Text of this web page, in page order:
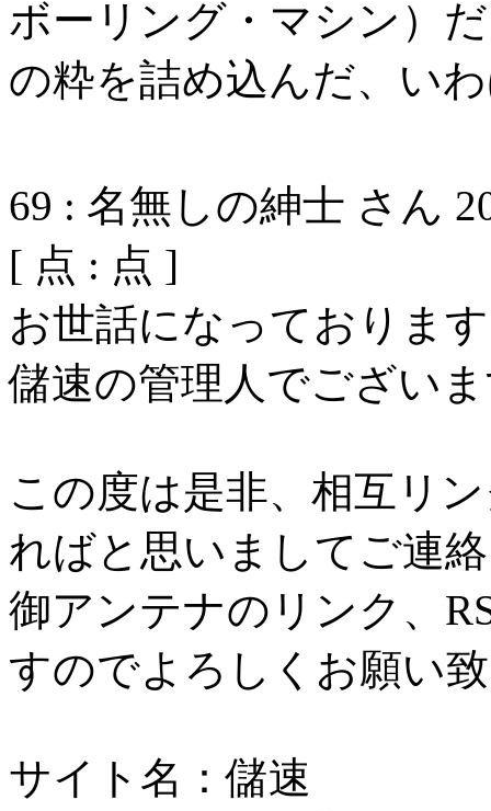
ボーリング・マシン）
の粋を詰め込んだ、い
69 : 名無しの紳士 さん
[ 点 : 点 ]
お世話になっておりま
儲速の管理人でござい
この度は是非、相互リ
ればと思いましてご連
御アンテナのリンク、
すのでよろしくお願い
サイト名：儲速